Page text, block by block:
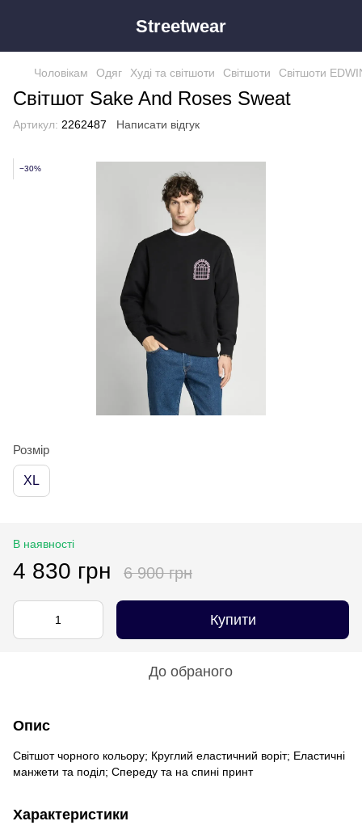
Streetwear
Чоловікам Одяг Худі та світшоти Світшоти Світшоти
Світшот Sake And Roses Sweat
Артикул: 2262487 Написати відгук
−30%
Розмір
XL
В наявності
4 830 грн 6 900 грн
Купити
До обраного
Опис
Світшот чорного кольору; Круглий еластичний воріт; Еластичні
манжети та поділ; Спереду та на спині принт
Характеристики